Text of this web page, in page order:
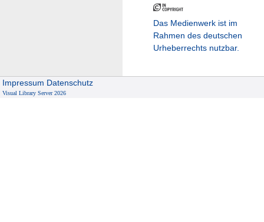
Das Medienwerk ist im
Rahmen des deutschen
Urheberrechts nutzbar.
Impressum Datenschutz
Visual Library Server 2026